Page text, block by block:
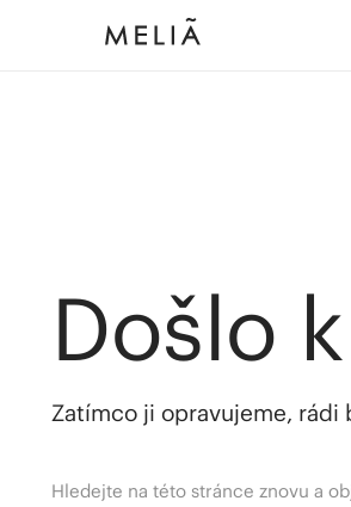
Došlo
Zatímco ji opravujeme, rádi
Hledejte na této stránce znovu a